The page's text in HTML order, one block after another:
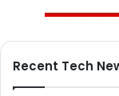
Recent Tech